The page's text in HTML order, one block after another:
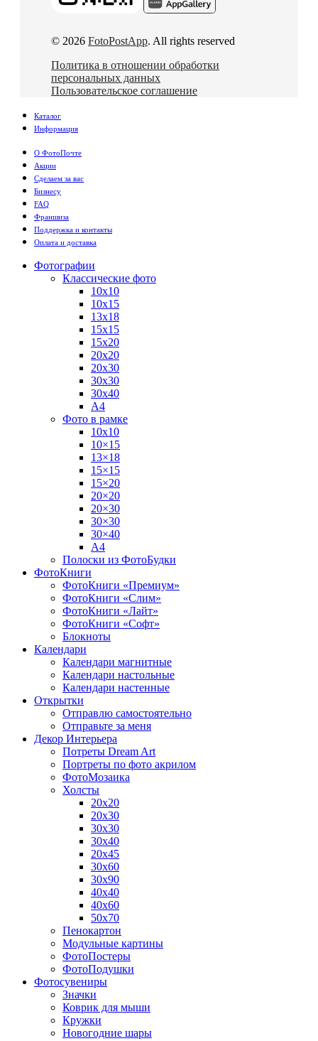
© 2026 FotoPostApp. All rights reserved
Политика в отношении обработки
персональных данных
Пользовательское соглашение
Каталог
Информация
О ФотоПочте
Акции
Сделаем за вас
Бизнесу
FAQ
Франшиза
Поддержка и контакты
Оплата и доставка
Фотографии
Классические фото
10х10
10х15
13х18
15х15
15х20
20х20
20х30
30х30
30х40
А4
Фото в рамке
10х10
10×15
13×18
15×15
15×20
20×20
20×30
30×30
30×40
A4
Полоски из ФотоБудки
ФотоКниги
ФотоКниги «Премиум»
ФотоКниги «Слим»
ФотоКниги «Лайт»
ФотоКниги «Софт»
Блокноты
Календари
Календари магнитные
Календари настольные
Календари настенные
Открытки
Отправлю самостоятельно
Отправьте за меня
Декор Интерьера
Потреты Dream Art
Портреты по фото акрилом
ФотоМозаика
Холсты
20х20
20х30
30х30
30х40
20х45
30х60
30х90
40х40
40х60
50х70
Пенокартон
Модульные картины
ФотоПостеры
ФотоПодушки
Фотоcувениры
Значки
Коврик для мыши
Кружки
Новогодние шары